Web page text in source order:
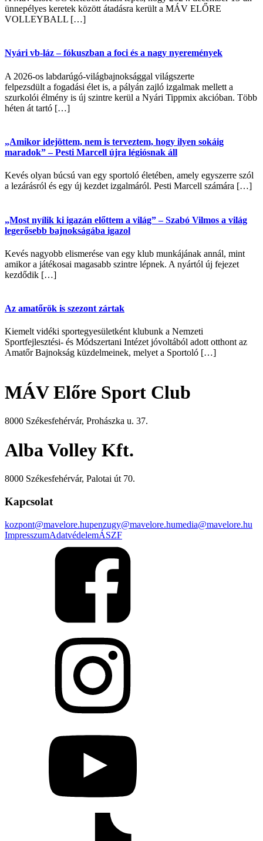
ünnepélyes keretek között átadásra került a MÁV ELŐRE
VOLLEYBALL […]
Nyári vb-láz – fókuszban a foci és a nagy nyeremények
A 2026-os labdarúgó-világbajnoksággal világszerte
felpezsdült a fogadási élet is, a pályán zajló izgalmak mellett a
szurkolói élmény is új szintre kerül a Nyári Tippmix akcióban. Több
héten át tartó […]
„Amikor idejöttem, nem is terveztem, hogy ilyen sokáig
maradok” – Pesti Marcell újra légiósnak áll
Kevés olyan búcsú van egy sportoló életében, amely egyszerre szól
a lezárásról és egy új kezdet izgalmáról. Pesti Marcell számára […]
„Most nyílik ki igazán előttem a világ” – Szabó Vilmos a világ
legerősebb bajnokságába igazol
Kevés nagyobb elismerése van egy klub munkájának annál, mint
amikor a játékosai magasabb szintre lépnek. A nyártól új fejezet
kezdődik […]
Az amatőrök is szezont zártak
Kiemelt vidéki sportegyesületként klubunk a Nemzeti
Sportfejlesztési- és Módszertani Intézet jóvoltából adott otthont az
Amatőr Bajnokság küzdelmeinek, melyet a Sportoló […]
MÁV Előre Sport Club
8000 Székesfehérvár, Prohászka u. 37.
Alba Volley Kft.
8000 Székesfehérvár, Palotai út 70.
Kapcsolat
kozpont@mavelore.hupenzugy@mavelore.humedia@mavelore.hu
ImpresszumAdatvédelemÁSZF